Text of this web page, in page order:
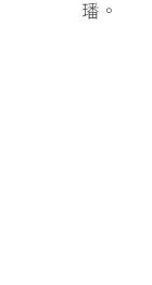
璠。